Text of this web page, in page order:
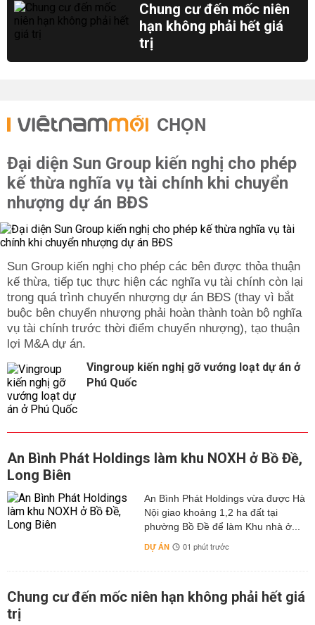
Chung cư đến mốc niên
hạn không phải hết giá
trị
CHỌN
Đại diện Sun Group kiến nghị cho phép
kế thừa nghĩa vụ tài chính khi chuyển
nhượng dự án BĐS
Sun Group kiến nghị cho phép các bên được thỏa thuận
kế thừa, tiếp tục thực hiện các nghĩa vụ tài chính còn lại
trong quá trình chuyển nhượng dự án BĐS (thay vì bắt
buộc bên chuyển nhượng phải hoàn thành toàn bộ nghĩa
vụ tài chính trước thời điểm chuyển nhượng), tạo thuận
lợi M&A dự án.
Vingroup kiến nghị gỡ vướng loạt dự án ở
Phú Quốc
An Bình Phát Holdings làm khu NOXH ở Bồ Đề,
Long Biên
An Bình Phát Holdings vừa được Hà
Nội giao khoảng 1,2 ha đất tại
phường Bồ Đề để làm Khu nhà ở...
DỰ ÁN 01 phút trước
Chung cư đến mốc niên hạn không phải hết giá
trị